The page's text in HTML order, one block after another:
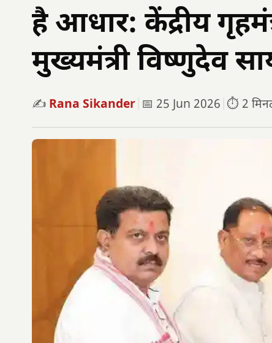
है आधार: केंद्रीय
मुख्यमंत्री विष्णुदेव
✍️ Rana Sikander 📅 25 Jun 2026 ⏱️ 2